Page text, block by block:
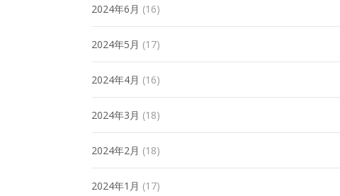
2024年6月 (16)
2024年5月 (17)
2024年4月 (16)
2024年3月 (18)
2024年2月 (18)
2024年1月 (17)